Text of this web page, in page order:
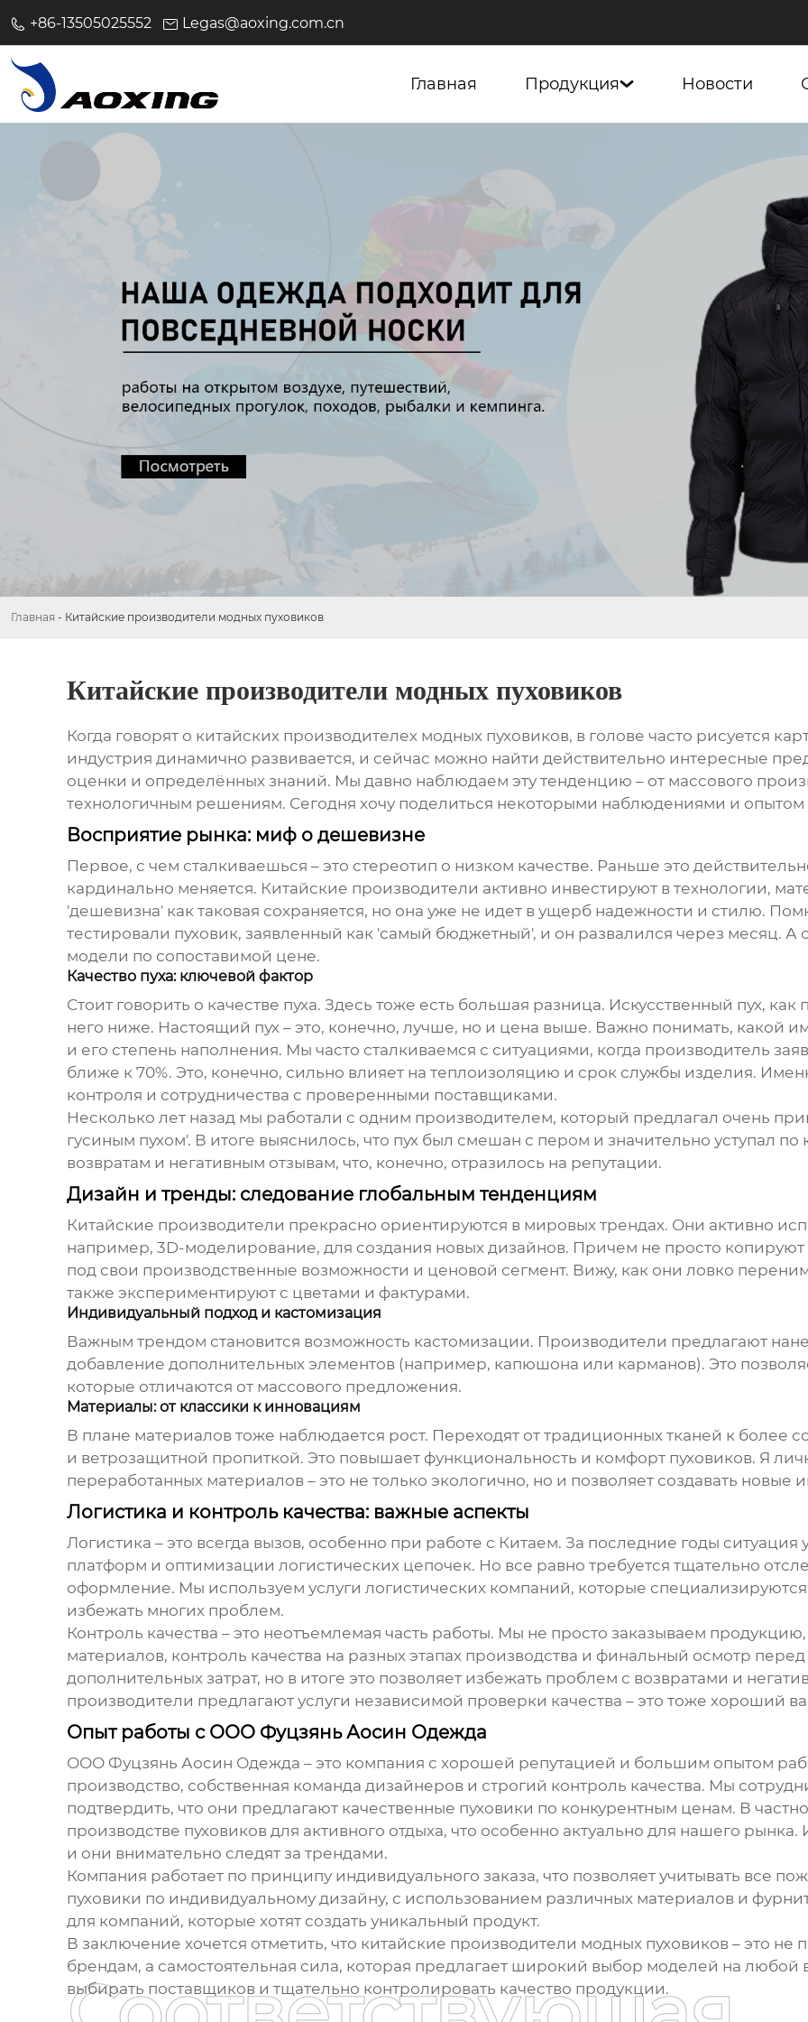
+86-13505025552 Legas@aoxing.com.cn
Главная Продукция Новости
Главная - Китайские производители модных пуховиков
Китайские производители модных пуховиков
Когда говорят о китайских производителех модных пуховиков, в голове часто рисуется
индустрия динамично развивается, и сейчас можно найти действительно интересные
оценки и определённых знаний. Мы давно наблюдаем эту тенденцию – от массового
технологичным решениям. Сегодня хочу поделиться некоторыми наблюдениями и опытом
Восприятие рынка: миф о дешевизне
Первое, с чем сталкиваешься – это стереотип о низком качестве. Раньше это
кардинально меняется. Китайские производители активно инвестируют в технологии,
'дешевизна' как таковая сохраняется, но она уже не идет в ущерб надежности и стилю.
тестировали пуховик, заявленный как 'самый бюджетный', и он развалился через месяц.
модели по сопоставимой цене.
Качество пуха: ключевой фактор
Стоит говорить о качестве пуха. Здесь тоже есть большая разница. Искусственный пух,
него ниже. Настоящий пух – это, конечно, лучше, но и цена выше. Важно понимать, какой
и его степень наполнения. Мы часто сталкиваемся с ситуациями, когда производитель
ближе к 70%. Это, конечно, сильно влияет на теплоизоляцию и срок службы изделия.
контроля и сотрудничества с проверенными поставщиками.
Несколько лет назад мы работали с одним производителем, который предлагал очень
гусиным пухом'. В итоге выяснилось, что пух был смешан с пером и значительно уступал по
возвратам и негативным отзывам, что, конечно, отразилось на репутации.
Дизайн и тренды: следование глобальным тенденциям
Китайские производители прекрасно ориентируются в мировых трендах. Они активно
например, 3D-моделирование, для создания новых дизайнов. Причем не просто
под свои производственные возможности и ценовой сегмент. Вижу, как они ловко
также экспериментируют с цветами и фактурами.
Индивидуальный подход и кастомизация
Важным трендом становится возможность кастомизации. Производители предлагают
добавление дополнительных элементов (например, капюшона или карманов). Это
которые отличаются от массового предложения.
Материалы: от классики к инновациям
В плане материалов тоже наблюдается рост. Переходят от традиционных тканей к более
и ветрозащитной пропиткой. Это повышает функциональность и комфорт пуховиков. Я
переработанных материалов – это не только экологично, но и позволяет создавать новые
Логистика и контроль качества: важные аспекты
Логистика – это всегда вызов, особенно при работе с Китаем. За последние годы
платформ и оптимизации логистических цепочек. Но все равно требуется тщательно
оформление. Мы используем услуги логистических компаний, которые специализируются
избежать многих проблем.
Контроль качества – это неотъемлемая часть работы. Мы не просто заказываем
материалов, контроль качества на разных этапах производства и финальный осмотр
дополнительных затрат, но в итоге это позволяет избежать проблем с возвратами и
производители предлагают услуги независимой проверки качества – это тоже хороший
Опыт работы с ООО Фуцзянь Аосин Одежда
ООО Фуцзянь Аосин Одежда – это компания с хорошей репутацией и большим опытом
производство, собственная команда дизайнеров и строгий контроль качества. Мы
подтвердить, что они предлагают качественные пуховики по конкурентным ценам. В
производстве пуховиков для активного отдыха, что особенно актуально для нашего
и они внимательно следят за трендами.
Компания работает по принципу индивидуального заказа, что позволяет учитывать все
пуховики по индивидуальному дизайну, с использованием различных материалов и
для компаний, которые хотят создать уникальный продукт.
В заключение хочется отметить, что китайские производители модных пуховиков– это не
брендам, а самостоятельная сила, которая предлагает широкий выбор моделей на любой
выбирать поставщиков и тщательно контролировать качество продукции.